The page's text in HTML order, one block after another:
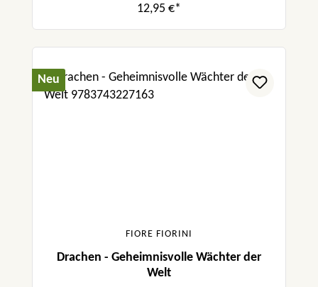
12,95 €*
Neu
FIORE FIORINI
Drachen - Geheimnisvolle Wächter der
Welt